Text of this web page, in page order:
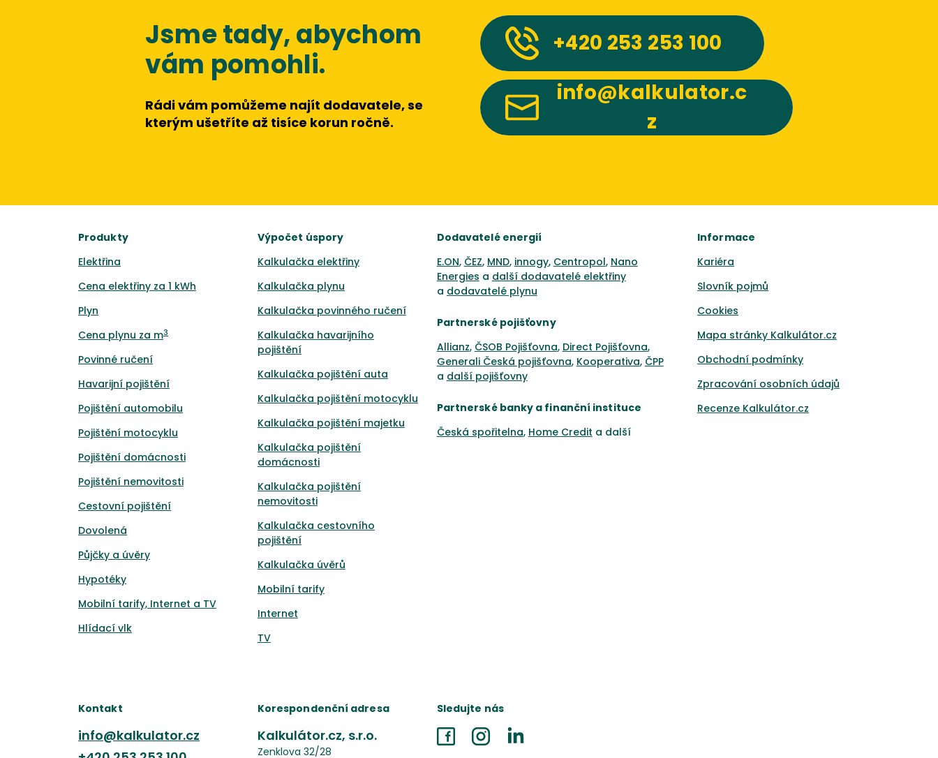
Jsme tady, abychom
vám pomohli.
Rádi vám pomůžeme najít dodavatele, se
kterým ušetříte až tisíce korun ročně.
+420 253 253 100
info@kalkulator.c
z
Produkty
Elektřina
Cena elektřiny za 1 kWh
Plyn
Cena plynu za m3
Povinné ručení
Havarijní pojištění
Pojištění automobilu
Pojištění motocyklu
Pojištění domácnosti
Pojištění nemovitosti
Cestovní pojištění
Dovolená
Půjčky a úvěry
Hypotéky
Mobilní tarify, Internet a TV
Hlídací vlk
Výpočet úspory
Kalkulačka elektřiny
Kalkulačka plynu
Kalkulačka povinného ručení
Kalkulačka havarijního
pojištění
Kalkulačka pojištění auta
Kalkulačka pojištění motocyklu
Kalkulačka pojištění majetku
Kalkulačka pojištění
domácnosti
Kalkulačka pojištění
nemovitosti
Kalkulačka cestovního
pojištění
Kalkulačka úvěrů
Mobilní tarify
Internet
TV
Dodavatelé energií
E.ON, ČEZ, MND, innogy, Centropol, Nano
Energies a další dodavatelé elektřiny
a dodavatelé plynu
Partnerské pojišťovny
Allianz, ČSOB Pojišťovna, Direct Pojišťovna,
Generali Česká pojišťovna, Kooperativa, ČPP
a další pojišťovny
Partnerské banky a finanční instituce
Česká spořitelna, Home Credit a další
Informace
Kariéra
Slovník pojmů
Cookies
Mapa stránky Kalkulátor.cz
Obchodní podmínky
Zpracování osobních údajů
Recenze Kalkulátor.cz
Kontakt
info@kalkulator.cz
Korespondenční adresa
Kalkulátor.cz, s.r.o.
Zenklova 32/28
Sledujte nás
FacebookInstagramLinkedIn